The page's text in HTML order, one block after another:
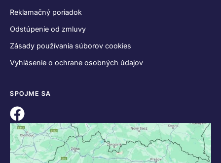
Reklamačný poriadok
Odstúpenie od zmluvy
Zásady používania súborov cookies
Vyhlásenie o ochrane osobných údajov
SPOJME SA